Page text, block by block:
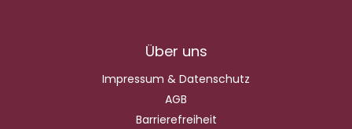
Über uns
Impressum & Datenschutz
AGB
Barrierefreiheit